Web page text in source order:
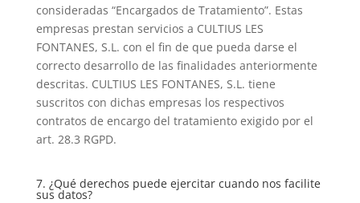
consideradas “Encargados de Tratamiento”. Estas
empresas prestan servicios a CULTIUS LES
FONTANES, S.L. con el fin de que pueda darse el
correcto desarrollo de las finalidades anteriormente
descritas. CULTIUS LES FONTANES, S.L. tiene
suscritos con dichas empresas los respectivos
contratos de encargo del tratamiento exigido por el
art. 28.3 RGPD.
7. ¿Qué derechos puede ejercitar cuando nos facilite
sus datos?